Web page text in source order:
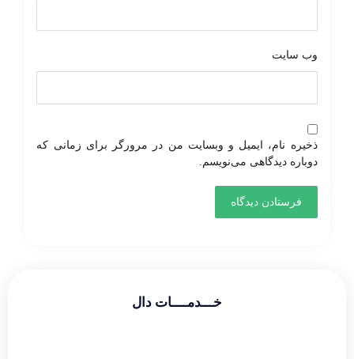
وب‌ سایت
ذخیره نام، ایمیل و وبسایت من در مرورگر برای زمانی که
دوباره دیدگاهی می‌نویسم.
خـــدمــــات دال